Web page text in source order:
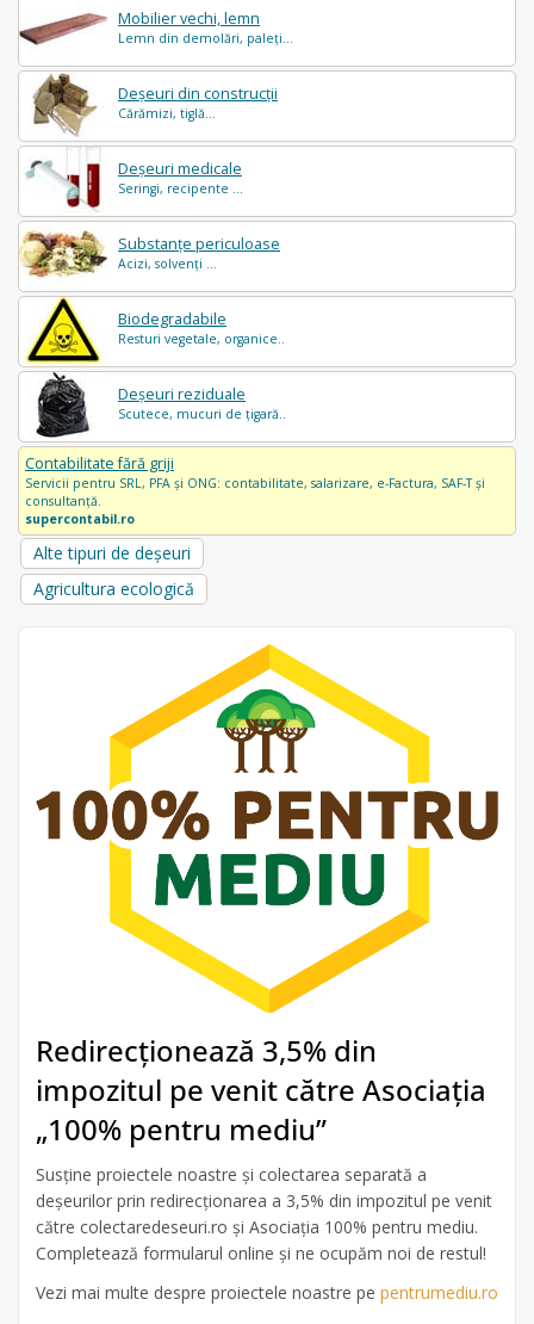
Mobilier vechi, lemn
Lemn din demolări, paleți...
Deșeuri din construcții
Cărămizi, tiglă...
Deșeuri medicale
Seringi, recipente ...
Substanțe periculoase
Acizi, solvenți ...
Biodegradabile
Resturi vegetale, organice..
Deșeuri reziduale
Scutece, mucuri de țigară..
Contabilitate fără griji
Servicii pentru SRL, PFA și ONG: contabilitate, salarizare, e-Factura, SAF-T și
consultanță.
supercontabil.ro
Alte tipuri de deșeuri
Agricultura ecologică
Redirecționează 3,5% din
impozitul pe venit către Asociația
„100% pentru mediu”
Susține proiectele noastre și colectarea separată a
deșeurilor prin redirecționarea a 3,5% din impozitul pe venit
către colectaredeseuri.ro și Asociația 100% pentru mediu.
Completează formularul online și ne ocupăm noi de restul!
Vezi mai multe despre proiectele noastre pe pentrumediu.ro